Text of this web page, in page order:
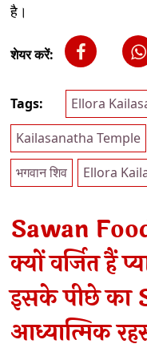
है।
शेयर करें:
Tags: Ellora
Kailasanatha Temple
भगवान शिव
Ellora
Sawan
क्यों वर्जित हैं
इसके पीछे का
आध्यात्मिक